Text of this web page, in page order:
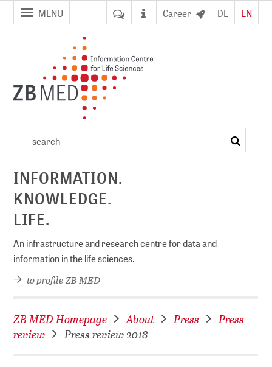
jump to
pagenavigation
jump to
content
MENU Career DE EN
Press
review
2018
search
INFORMATION.
KNOWLEDGE.
LIFE.
An infrastructure and research centre for data and
information in the life sciences.
to profile ZB MED
ZB MED Homepage About Press
Press
review
Press review 2018
digital library